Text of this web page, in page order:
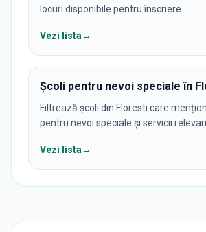
locuri disponibile pentru înscriere.
Vezi lista→
Școli pentru nevoi speciale în
Filtrează școli din Floresti care
pentru nevoi speciale și servicii
Vezi lista→